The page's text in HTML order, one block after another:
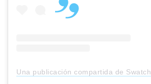
Una publicación compartida de